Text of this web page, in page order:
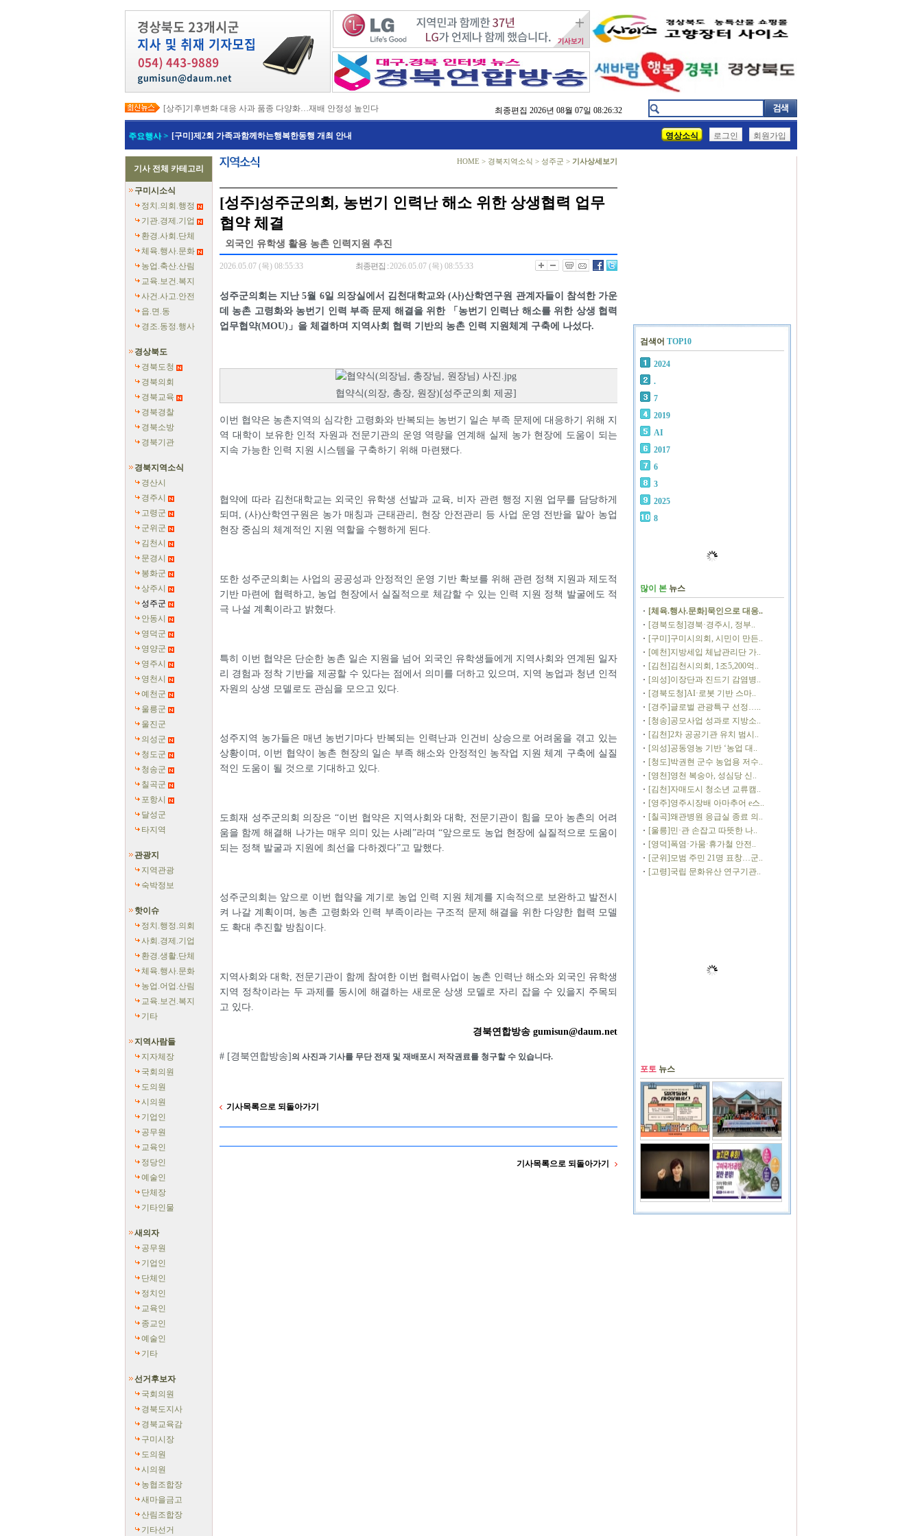
[상주]기후변화 대응 사과 품종 다양화…재배 안정성 높인다
[봉화]‘K-베트남 밸리 특구’ 최종 지정…3,476억 투입
[김천]지방세입 체납관리단 본격 가동…맞춤형 징수 나선다
[고령]가뭄 장기화 총력 대응…농업용수 확보 긴급 지원
[경주]경주역 KTX·KTX-이음 증편…수도권 접근성 높인다
[경북교육청]‘수리력+ 웹 콘텐츠’ 개발…맞춤형 수학 학습 지원
[경북도청]‘말산업 특구’ 키운다…한국마사회 영천 유치 공동전선
[구미]예능 타고 뜬 구미 관광…‘갓 튀긴 라면’ 판매량 6배 껑충
[경북교육청]일본 방위백서 독도 영유권 주장 강력 규탄
최종편집 2026년 08월 07일 08:26:32
주요행사 > [구미]제2회 가족과함께하는행복한동행 개최 안내 영상소식 로그인 회원가입
기사 전체 카테고리
구미시소식
정치.의회.행정
기관.경제.기업
환경.사회.단체
체육.행사.문화
농업.축산.산림
교육.보건.복지
사건.사고.안전
읍.면.동
경조.동정.행사
경상북도
경북도청
경북의회
경북교육
경북경찰
경북소방
경북기관
경북지역소식
경산시
경주시
고령군
군위군
김천시
문경시
봉화군
상주시
성주군
안동시
영덕군
영양군
영주시
영천시
예천군
울릉군
울진군
의성군
청도군
청송군
칠곡군
포항시
달성군
타지역
관광지
지역관광
숙박정보
핫이슈
정치.행정.의회
사회.경제.기업
환경.생활.단체
체육.행사.문화
농업.어업.산림
교육.보건.복지
기타
지역사람들
지자체장
국회의원
도의원
시의원
기업인
공무원
교육인
정당인
예술인
단체장
기타인물
새의자
공무원
기업인
단체인
정치인
교육인
종교인
예술인
기타
선거후보자
국회의원
경북도지사
경북교육감
구미시장
도의원
시의원
농협조합장
새마을금고
산림조합장
기타선거
HOME > 경북지역소식 > 성주군 > 기사상세보기
[성주]성주군의회, 농번기 인력난 해소 위한 상생협력 업무
협약 체결
외국인 유학생 활용 농촌 인력지원 추진
2026.05.07 (목) 08:55:33 최종편집 :2026.05.07 (목) 08:55:33
성주군의회는 지난 5월 6일 의장실에서 김천대학교와 (사)산학연구원 관계자들이 참석한 가운
데 농촌 고령화와 농번기 인력 부족 문제 해결을 위한 「농번기 인력난 해소를 위한 상생 협력
업무협약(MOU)」을 체결하며 지역사회 협력 기반의 농촌 인력 지원체계 구축에 나섰다.
협약식(의장, 총장, 원장)[성주군의회 제공]
이번 협약은 농촌지역의 심각한 고령화와 반복되는 농번기 일손 부족 문제에 대응하기 위해 지
역 대학이 보유한 인적 자원과 전문기관의 운영 역량을 연계해 실제 농가 현장에 도움이 되는
지속 가능한 인력 지원 시스템을 구축하기 위해 마련됐다.
협약에 따라 김천대학교는 외국인 유학생 선발과 교육, 비자 관련 행정 지원 업무를 담당하게
되며, (사)산학연구원은 농가 매칭과 근태관리, 현장 안전관리 등 사업 운영 전반을 맡아 농업
현장 중심의 체계적인 지원 역할을 수행하게 된다.
또한 성주군의회는 사업의 공공성과 안정적인 운영 기반 확보를 위해 관련 정책 지원과 제도적
기반 마련에 협력하고, 농업 현장에서 실질적으로 체감할 수 있는 인력 지원 정책 발굴에도 적
극 나설 계획이라고 밝혔다.
특히 이번 협약은 단순한 농촌 일손 지원을 넘어 외국인 유학생들에게 지역사회와 연계된 일자
리 경험과 정착 기반을 제공할 수 있다는 점에서 의미를 더하고 있으며, 지역 농업과 청년 인적
자원의 상생 모델로도 관심을 모으고 있다.
성주지역 농가들은 매년 농번기마다 반복되는 인력난과 인건비 상승으로 어려움을 겪고 있는
상황이며, 이번 협약이 농촌 현장의 일손 부족 해소와 안정적인 농작업 지원 체계 구축에 실질
적인 도움이 될 것으로 기대하고 있다.
도희재 성주군의회 의장은 “이번 협약은 지역사회와 대학, 전문기관이 힘을 모아 농촌의 어려
움을 함께 해결해 나가는 매우 의미 있는 사례”라며 “앞으로도 농업 현장에 실질적으로 도움이
되는 정책 발굴과 지원에 최선을 다하겠다”고 말했다.
성주군의회는 앞으로 이번 협약을 계기로 농업 인력 지원 체계를 지속적으로 보완하고 발전시
켜 나갈 계획이며, 농촌 고령화와 인력 부족이라는 구조적 문제 해결을 위한 다양한 협력 모델
도 확대 추진할 방침이다.
지역사회와 대학, 전문기관이 함께 참여한 이번 협력사업이 농촌 인력난 해소와 외국인 유학생
지역 정착이라는 두 과제를 동시에 해결하는 새로운 상생 모델로 자리 잡을 수 있을지 주목되
고 있다.
경북연합방송 gumisun@daum.net
# [경북연합방송]의 사진과 기사를 무단 전재 및 재배포시 저작권료를 청구할 수 있습니다.
기사목록으로 되돌아가기
기사목록으로 되돌아가기
검색어 TOP10
2024
.
7
2019
AI
2017
6
3
2025
8
많이 본 뉴스
[체육.행사.문화]묵인으로 대응..
[경북도청]경북·경주시, 정부..
[구미]구미시의회, 시민이 만든..
[예천]지방세입 체납관리단 가..
[김천]김천시의회, 1조5,200억..
[의성]이장단과 진드기 감염병..
[경북도청]AI·로봇 기반 스마..
[경주]글로벌 관광특구 선정…..
[청송]공모사업 성과로 지방소..
[김천]2차 공공기관 유치 범시..
[의성]공동영농 기반 ‘농업 대..
[청도]박권현 군수 농업용 저수..
[영천]영천 복숭아, 성심당 신..
[김천]자매도시 청소년 교류캠..
[영주]영주시장배 아마추어 e스..
[칠곡]왜관병원 응급실 종료 의..
[울릉]민·관 손잡고 따뜻한 나..
[영덕]폭염·가뭄·휴가철 안전..
[군위]모범 주민 21명 표창…군..
[고령]국립 문화유산 연구기관..
포토 뉴스